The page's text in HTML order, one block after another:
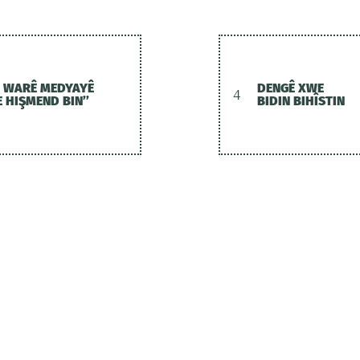
MEDYAYÊ
HIŞMEND BIN’’
4
DENGÊ XWE
BIDIN BIHÎSTIN